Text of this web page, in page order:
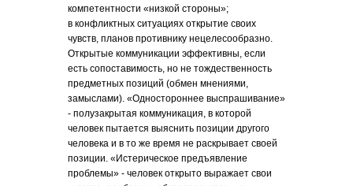
компетентности «низкой стороны»;
в конфликтных ситуациях открытие своих
чувств, планов противнику нецелесообразно.
Открытые коммуникации эффективны, если
есть сопоставимость, но не тождественность
предметных позиций (обмен мнениями,
замыслами). «Одностороннее выспрашивание»
- полузакрытая коммуникация, в которой
человек пытается выяснить позиции другого
человека и в то же время не раскрывает своей
позиции. «Истерическое предъявление
проблемы» - человек открыто выражает свои